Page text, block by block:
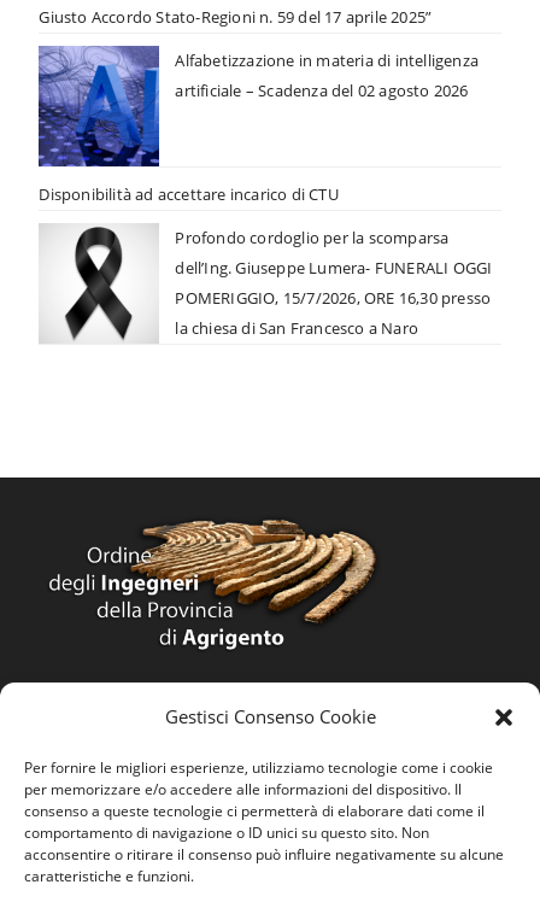
Gestisci Consenso Cookie
Per fornire le migliori esperienze, utilizziamo tecnologie come i cookie
per memorizzare e/o accedere alle informazioni del dispositivo. Il
consenso a queste tecnologie ci permetterà di elaborare dati come il
comportamento di navigazione o ID unici su questo sito. Non
acconsentire o ritirare il consenso può influire negativamente su alcune
caratteristiche e funzioni.
Giusto Accordo Stato-Regioni n. 59 del 17 aprile 2025”
Alfabetizzazione in materia di intelligenza
artificiale – Scadenza del 02 agosto 2026
Disponibilità ad accettare incarico di CTU
Profondo cordoglio per la scomparsa
dell’Ing. Giuseppe Lumera- FUNERALI OGGI
POMERIGGIO, 15/7/2026, ORE 16,30 presso
la chiesa di San Francesco a Naro
Ordine
Privacy Policy
Contatti